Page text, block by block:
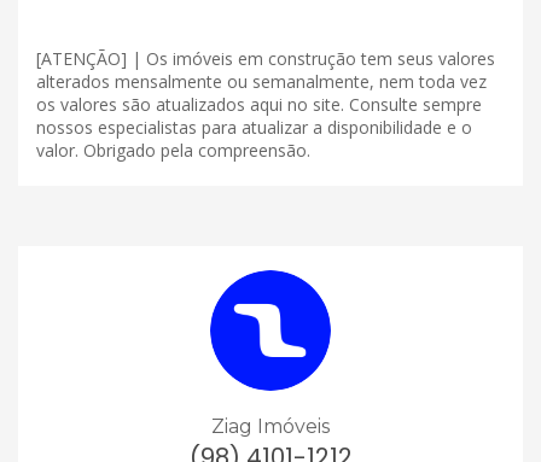
[ATENÇÃO] | Os imóveis em construção tem seus valores
alterados mensalmente ou semanalmente, nem toda vez
os valores são atualizados aqui no site. Consulte sempre
nossos especialistas para atualizar a disponibilidade e o
valor. Obrigado pela compreensão.
Ziag Imóveis